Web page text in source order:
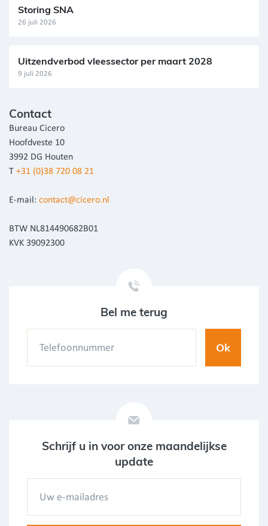
Storing SNA
26 juli 2026
Uitzendverbod vleessector per maart 2028
9 juli 2026
Contact
Bureau Cicero
Hoofdveste 10
3992 DG Houten
T +31 (0)38 720 08 21
E-mail: contact@cicero.nl
BTW NL814490682B01
KVK 39092300
Bel me terug
Schrijf u in voor onze maandelijkse
update